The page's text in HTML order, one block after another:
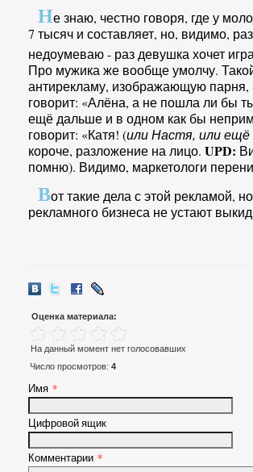
Не знаю, честно говоря, где у
7 тысяч и составляет, но, видимо,
недоумеваю - раз девушка хочет
Про мужика же вообще умолчу.
антирекламу, изображающую парня,
говорит: «Алёна, а не пошла ли бы
ещё дальше и в одном как бы
говорит: «Катя! (или Настя, или
короче, разложение на лицо.UPD:
помню). Видимо, маркетологи
Вот такие дела с этой рекламой,
рекламного бизнеса не устают
Оценка материала:
На данный момент нет голосовавших
Число просмотров:4
Имя *
Цифровой ящик
Комментарии *